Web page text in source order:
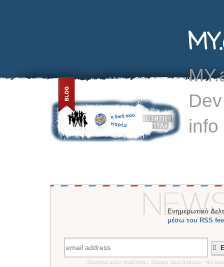
info
Ενημερωτικό
μέσω του RSS
Παρέχεται μέσω MailChimp | Σύνοψη νέων άρθρων - NO